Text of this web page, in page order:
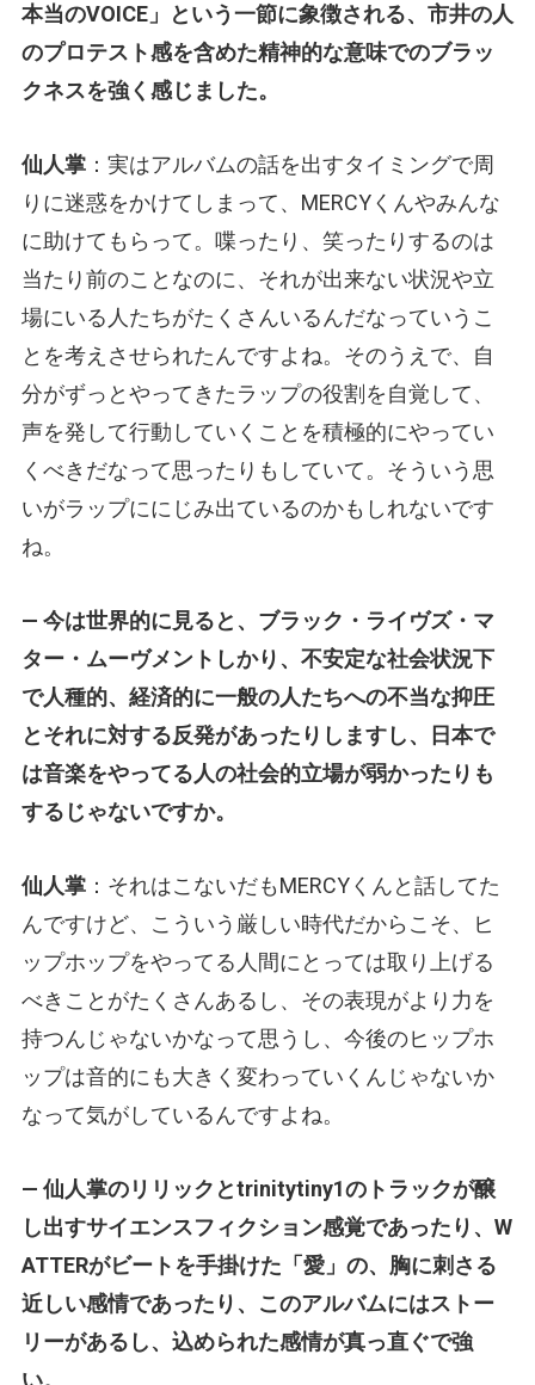
本当のVOICE」という一節に象徴される、市井の人
のプロテスト感を含めた精神的な意味でのブラッ
クネスを強く感じました。
仙人掌 ：実はアルバムの話を出すタイミングで周
りに迷惑をかけてしまって、MERCYくんやみんな
に助けてもらって。喋ったり、笑ったりするのは
当たり前のことなのに、それが出来ない状況や立
場にいる人たちがたくさんいるんだなっていうこ
とを考えさせられたんですよね。そのうえで、自
分がずっとやってきたラップの役割を自覚して、
声を発して行動していくことを積極的にやってい
くべきだなって思ったりもしていて。そういう思
いがラップににじみ出ているのかもしれないです
ね。
— 今は世界的に見ると、ブラック・ライヴズ・マ
ター・ムーヴメントしかり、不安定な社会状況下
で人種的、経済的に一般の人たちへの不当な抑圧
とそれに対する反発があったりしますし、日本で
は音楽をやってる人の社会的立場が弱かったりも
するじゃないですか。
仙人掌 ：それはこないだもMERCYくんと話してた
んですけど、こういう厳しい時代だからこそ、ヒ
ップホップをやってる人間にとっては取り上げる
べきことがたくさんあるし、その表現がより力を
持つんじゃないかなって思うし、今後のヒップホ
ップは音的にも大きく変わっていくんじゃないか
なって気がしているんですよね。
— 仙人掌のリリックとtrinitytiny1のトラックが醸
し出すサイエンスフィクション感覚であったり、W
ATTERがビートを手掛けた「愛」の、胸に刺さる
近しい感情であったり、このアルバムにはストー
リーがあるし、込められた感情が真っ直ぐで強